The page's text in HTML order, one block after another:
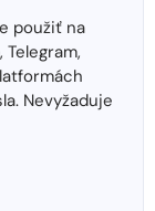
použiť na
Nevyžaduje